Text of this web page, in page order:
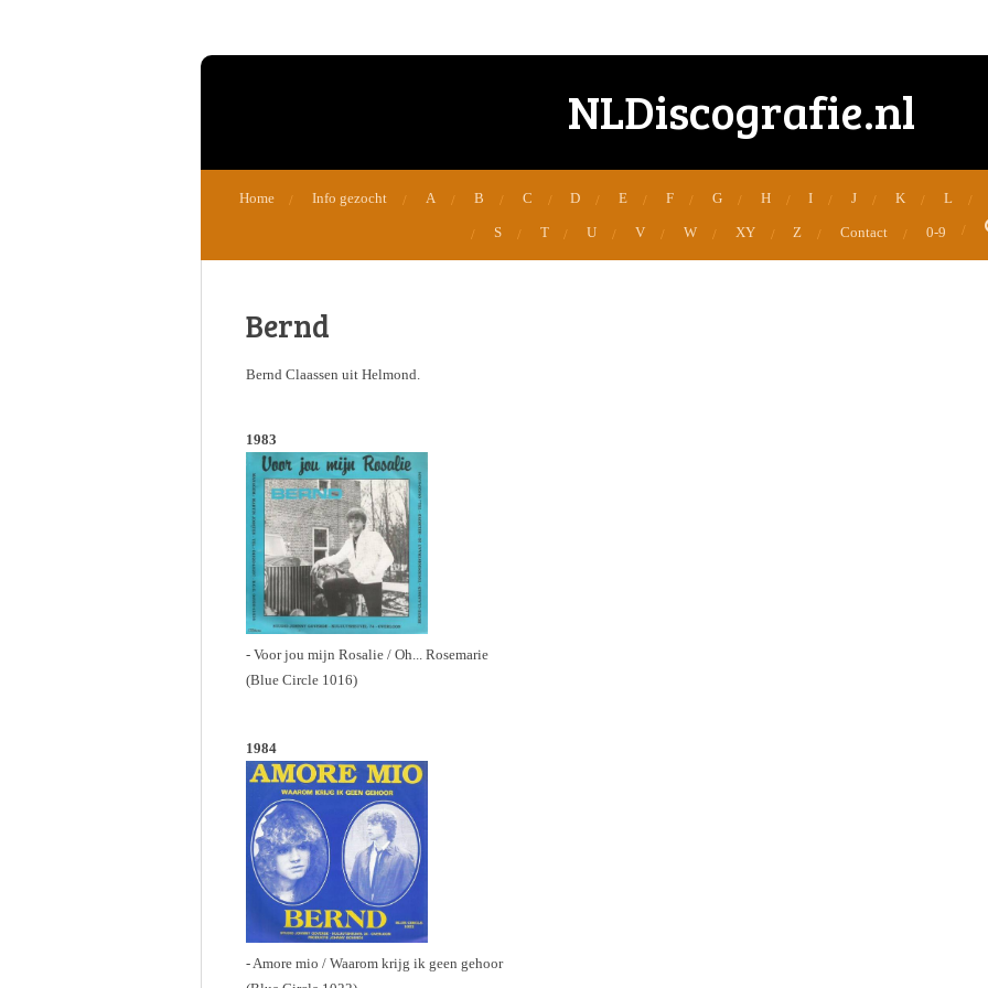
NLDiscografie.nl
Home Info gezocht A B C D E F G H I J K L
S T U V W XY Z Contact 0-9
Bernd
Bernd Claassen uit Helmond.
1983
- Voor jou mijn Rosalie / Oh... Rosemarie
(Blue Circle 1016)
1984
- Amore mio / Waarom krijg ik geen gehoor